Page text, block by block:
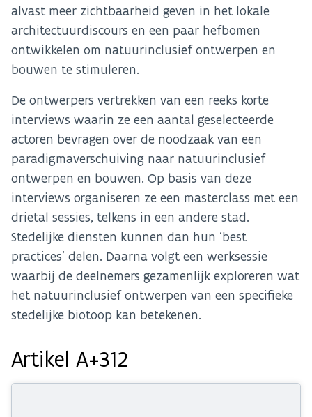
alvast meer zichtbaarheid geven in het lokale
architectuurdiscours en een paar hefbomen
ontwikkelen om natuurinclusief ontwerpen en
bouwen te stimuleren.
De ontwerpers vertrekken van een reeks korte
interviews waarin ze een aantal geselecteerde
actoren bevragen over de noodzaak van een
paradigmaverschuiving naar natuurinclusief
ontwerpen en bouwen. Op basis van deze
interviews organiseren ze een masterclass met een
drietal sessies, telkens in een andere stad.
Stedelijke diensten kunnen dan hun ‘best
practices’ delen. Daarna volgt een werksessie
waarbij de deelnemers gezamenlijk exploreren wat
het natuurinclusief ontwerpen van een specifieke
stedelijke biotoop kan betekenen.
Artikel A+312